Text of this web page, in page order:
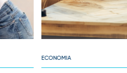
ECONOMIA